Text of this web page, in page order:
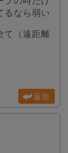
るなら弱い
て（遠距離
返信